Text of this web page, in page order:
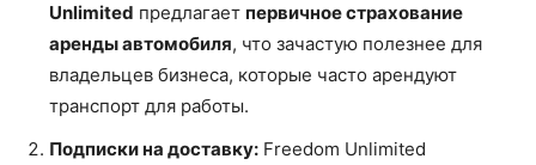
Unlimited предлагает первичное страхование
аренды автомобиля, что зачастую полезнее для
владельцев бизнеса, которые часто арендуют
транспорт для работы.
Подписки на доставку: Freedom Unlimited